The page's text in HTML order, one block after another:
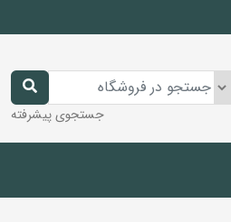
جستجوی پیشرفته